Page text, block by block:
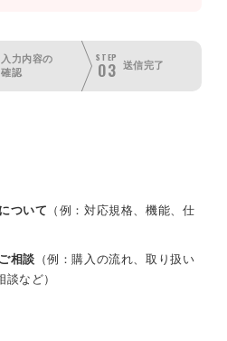
入力内容の
確認
STEP
03 送信完了
ついて （例：対応規格、機能、仕
相談 （例：購入の流れ、取り扱い
など）